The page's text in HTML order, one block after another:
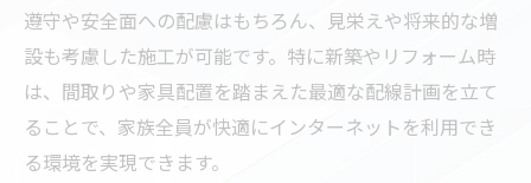
遵守や安全面への配慮はもちろん、見栄えや将来的な増
設も考慮した施工が可能です。特に新築やリフォーム時
は、間取りや家具配置を踏まえた最適な配線計画を立て
ることで、家族全員が快適にインターネットを利用でき
る環境を実現できます。